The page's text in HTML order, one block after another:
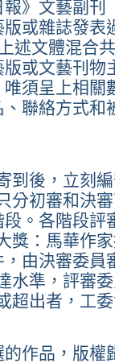
報》文藝副
或雜誌發表
述文體混合
版或文藝刊物
唯須呈上相關
聯絡方式和
到後，立刻
分初審和決
。各階段評
獎：馬華作
，由決審委員
水準，評審
超出者，工
的作品，版權